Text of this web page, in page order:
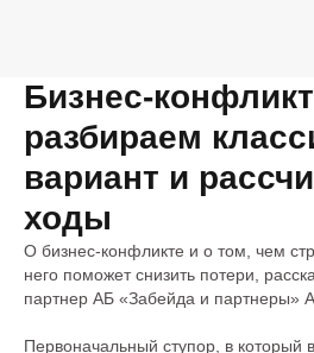
Бизнес-
разбираем
вариант и
ходы
О бизнес-конфликте и о том, чем
него поможет снизить потери,
партнер АБ «Забейда и партнеры»
Первоначальный ступор, в который